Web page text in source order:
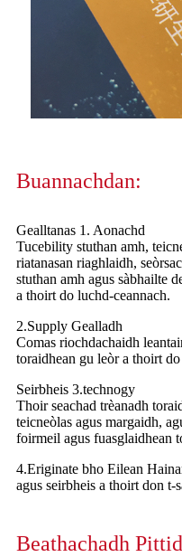
Buannachdan:
Gealltanas 1. Aonachd
Tucebility stuthan amh,
riatanasan riaghlaidh,
stuthan amh agus sàbhailte
a thoirt do luchd-ceannach.
2.Supply Gealladh
Comas riochdachaidh
toraidhean gu leòr a thoirt
Seirbheis 3.technogy
Thoir seachad trèanadh
teicneòlas agus margaidh,
foirmeil agus fuasglaidhean
4.Eriginate bho Eilean
agus seirbheis a thoirt don t-
Beathachadh